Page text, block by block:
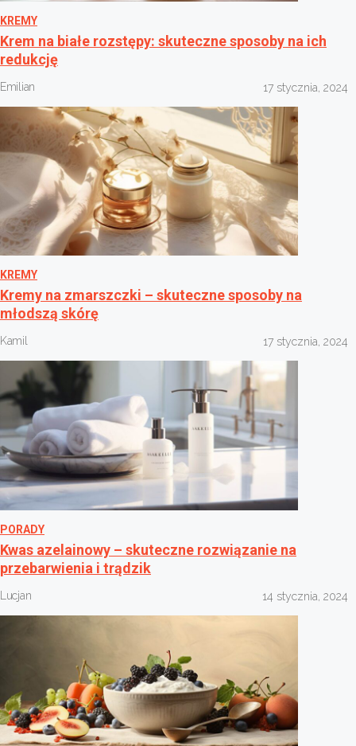
KREMY
Krem na białe rozstępy: skuteczne sposoby na ich
redukcję
Emilian 17 stycznia, 2024
KREMY
Kremy na zmarszczki – skuteczne sposoby na
młodszą skórę
Kamil 17 stycznia, 2024
PORADY
Kwas azelainowy – skuteczne rozwiązanie na
przebarwienia i trądzik
Lucjan 14 stycznia, 2024